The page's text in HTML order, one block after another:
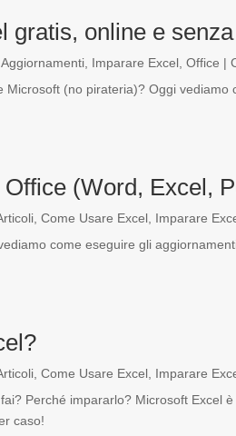
gratis, online e
Aggiornamenti, Imparare Excel, Office |
Microsoft (no pirateria)? Oggi
(Word, Excel,
, Come Usare Excel, Imparare
come eseguire gli
, Come Usare Excel, Imparare
Perché impararlo? Microsoft Excel
caso!